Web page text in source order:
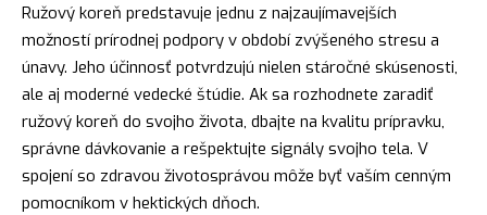
Ružový koreň predstavuje jednu z najzaujímavejších
možností prírodnej podpory v období zvýšeného stresu a
únavy. Jeho účinnosť potvrdzujú nielen stáročné skúsenosti,
ale aj moderné vedecké štúdie. Ak sa rozhodnete zaradiť
ružový koreň do svojho života, dbajte na kvalitu prípravku,
správne dávkovanie a rešpektujte signály svojho tela. V
spojení so zdravou životosprávou môže byť vaším cenným
pomocníkom v hektických dňoch.